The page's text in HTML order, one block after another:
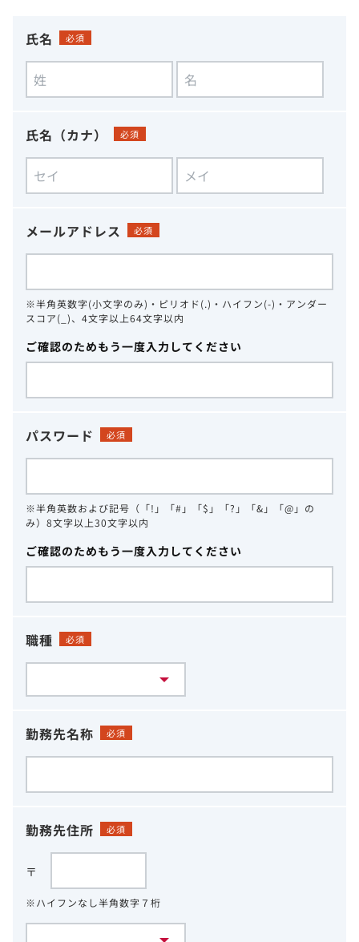
氏名 必須
氏名（カナ） 必須
メールアドレス 必須
※半角英数字(小文字のみ)・ピリオド(.)・ハイフン(-)・アンダー
スコア(_)、4文字以上64文字以内
ご確認のためもう一度入力してください
パスワード 必須
※半角英数および記号（「!」「#」「$」「?」「&」「@」の
み）8文字以上30文字以内
ご確認のためもう一度入力してください
職種 必須
勤務先名称 必須
勤務先住所 必須
〒
※ハイフンなし半角数字７桁